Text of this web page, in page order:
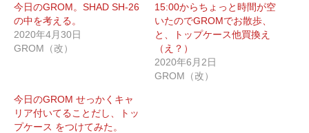
今日のGROM。SHAD SH-26
の中を考える。
2020年4月30日
GROM（改）
15:00からちょっと時間が空
いたのでGROMでお散歩、
と、トップケース他買換え
（え？）
2020年6月2日
GROM（改）
今日のGROM せっかくキャ
リア付いてることだし、トッ
プケース をつけてみた。